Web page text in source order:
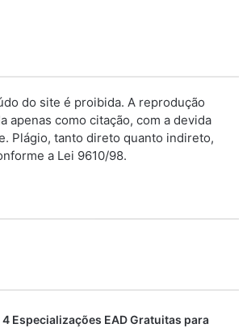
do site é proibida. A reprodução
apenas como citação, com a devida
Plágio, tanto direto quanto indireto,
a Lei 9610/98.
4 Especializações EAD Gratuitas para